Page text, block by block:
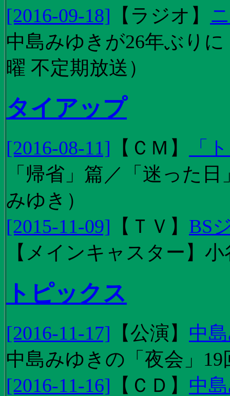
[2016-09-18] 【 ラジオ 】
中島みゆきが26年ぶり
曜 不定期放送）
タイアップ
[2016-08-11] 【 ＣＭ 】
「
「帰省」篇／「迷った
みゆき）
[2015-11-09] 【 ＴＶ 】 BS
【メインキャスター】
トピックス
[2016-11-17] 【公演 】 中
中島みゆきの「夜会」
[2016-11-16] 【 ＣＤ 】 中